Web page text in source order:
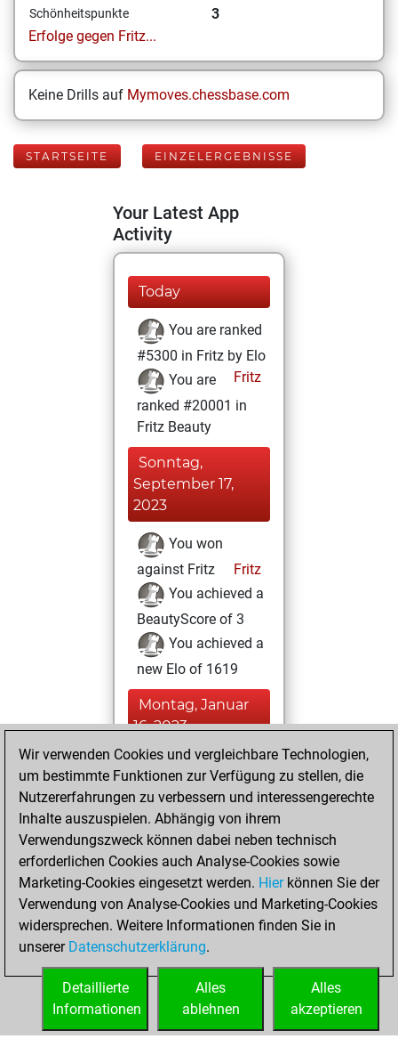
Schönheitspunkte
3
Erfolge gegen Fritz...
Keine Drills auf Mymoves.chessbase.com
STARTSEITE EINZELERGEBNISSE
Your Latest App
Activity
Today
You are ranked
#5300 in Fritz by Elo
Fritz
You are
ranked #20001 in
Fritz Beauty
Sonntag,
September 17,
2023
You won
against Fritz
Fritz
You achieved a
BeautyScore of 3
You achieved a
new Elo of 1619
Montag, Januar
16, 2023
You created
your Fritz account
Fritz
Sonntag,
Dezember 4, 2022
You played 367
blitz games
Play
You scored
blitz
Wir verwenden Cookies und vergleichbare Technologien,
um bestimmte Funktionen zur Verfügung zu stellen, die
Nutzererfahrungen zu verbessern und interessengerechte
Inhalte auszuspielen. Abhängig von ihrem
Verwendungszweck können dabei neben technisch
erforderlichen Cookies auch Analyse-Cookies sowie
Marketing-Cookies eingesetzt werden. Hierkönnen Sie der
Verwendung von Analyse-Cookies und Marketing-Cookies
widersprechen. Weitere Informationen finden Sie in
unserer Datenschutzerklärung.
Alles
akzeptieren
Alles
ablehnen
Detaillierte
Informationen